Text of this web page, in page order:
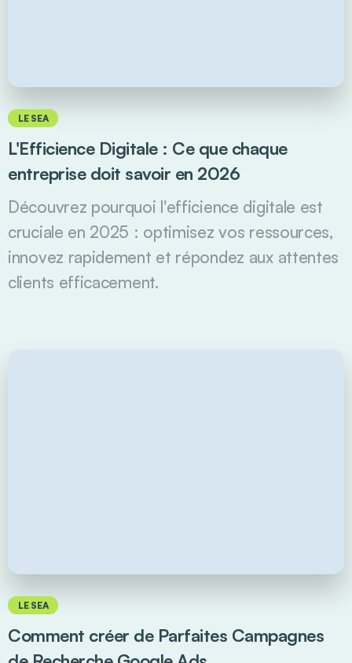
LE SEA
L'Efficience Digitale : Ce que chaque
entreprise doit savoir en 2026
Découvrez pourquoi l'efficience digitale est
cruciale en 2025 : optimisez vos ressources,
innovez rapidement et répondez aux attentes
clients efficacement.
LE SEA
Comment créer de Parfaites Campagnes